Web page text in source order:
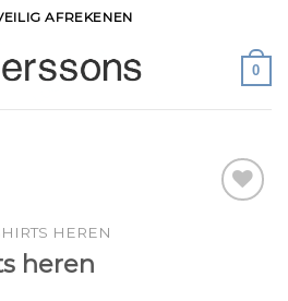
AFREKENEN
0
HEREN
heren